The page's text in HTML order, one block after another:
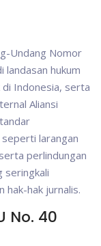
Undang Nomor
hukum
Indonesia, serta
Aliansi
larangan
perlindungan
seringkali
hak-hak jurnalis.
No. 40